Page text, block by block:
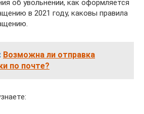
об увольнении, как оформляется
в 2021 году, каковы правила
Возможна ли отправка
по почте?